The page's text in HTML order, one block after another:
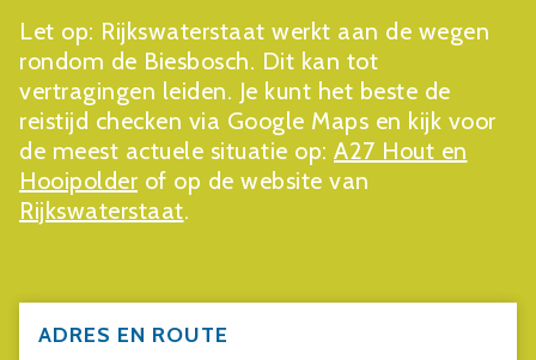
Let op: Rijkswaterstaat werkt aan de wegen
rondom de Biesbosch. Dit kan tot
vertragingen leiden. Je kunt het beste de
reistijd checken via Google Maps en kijk voor
de meest actuele situatie op: A27 Hout en
Hooipolder of op de website van
Rijkswaterstaat.
ADRES EN ROUTE